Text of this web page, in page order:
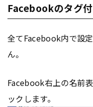
Facebookのタグ
全てFacebook内で設
ん。
Facebook右上の名前
ックします。